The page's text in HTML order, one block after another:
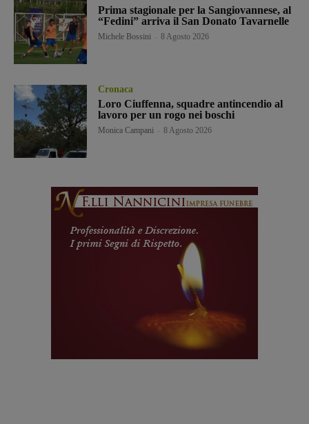
Prima stagionale per la Sangiovannese, al
“Fedini” arriva il San Donato Tavarnelle
Michele Bossini 8 Agosto 2026
Cronaca
Loro Ciuffenna, squadre antincendio al
lavoro per un rogo nei boschi
Monica Campani 8 Agosto 2026